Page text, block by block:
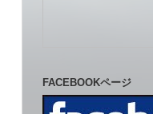
FACEBOOKページ